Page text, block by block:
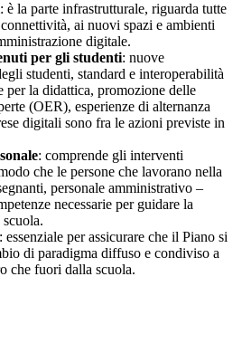
: è la parte infrastrutturale, riguarda tutte
ai nuovi spazi e ambienti
digitale.
per gli studenti: nuove
studenti, standard e interoperabilità
per la didattica, promozione delle
(OER), esperienze di alternanza
digitali sono fra le azioni previste in
: comprende gli interventi
che le persone che lavorano nella
personale amministrativo –
necessarie per guidare la
: essenziale per assicurare che il Piano si
di paradigma diffuso e condiviso a
che fuori dalla scuola.